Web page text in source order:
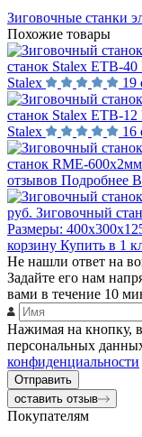
Зиговочные станки
Похожие товары
станок Stalex ETB-40
Stalex
19
станок Stalex ETB-12
Stalex
16
станок RME-600x2мм
отзывов Подробнее В
руб. Зиговочный
Размеры:
корзину Купить в 1
Не нашли ответ на
Задайте его нам
вами в течение 10
Нажимая на кнопку,
персональных
конфиденциальности
Отправить
оставить отзыв
Покупателям